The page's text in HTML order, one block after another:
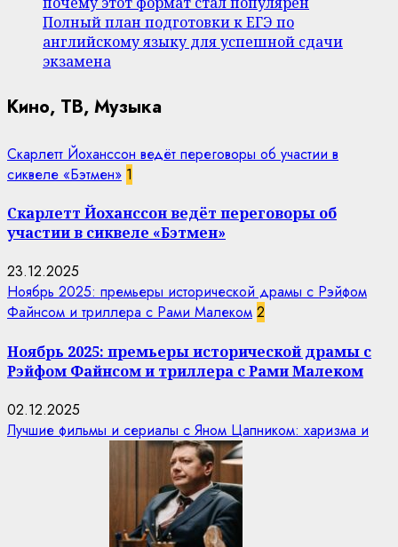
Полный план подготовки к ЕГЭ по
английскому языку для успешной сдачи
экзамена
Кино, ТВ, Музыка
Скарлетт Йоханссон ведёт переговоры об участии в
сиквеле «Бэтмен» 1
Скарлетт Йоханссон ведёт переговоры об
участии в сиквеле «Бэтмен»
23.12.2025
Ноябрь 2025: премьеры исторической драмы с Рэйфом
Файнсом и триллера с Рами Малеком 2
Ноябрь 2025: премьеры исторической драмы с
Рэйфом Файнсом и триллера с Рами Малеком
02.12.2025
Лучшие фильмы и сериалы с Яном Цапником: харизма и